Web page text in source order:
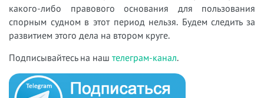
какого-либо правового основания для пользования
спорным судном в этот период нельзя. Будем следить за
развитием этого дела на втором круге.
Подписывайтесь на наш телеграм-канал.